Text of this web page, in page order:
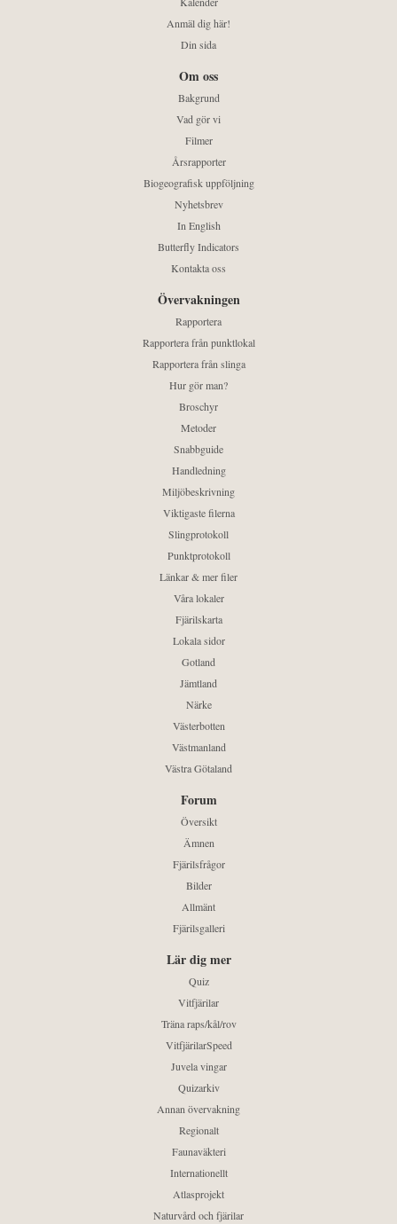
Anmäl dig här!
Din sida
Om oss
Bakgrund
Vad gör vi
Filmer
Årsrapporter
Biogeografisk uppföljning
Nyhetsbrev
In English
Butterfly Indicators
Kontakta oss
Övervakningen
Rapportera
Rapportera från punktlokal
Rapportera från slinga
Hur gör man?
Broschyr
Metoder
Snabbguide
Handledning
Miljöbeskrivning
Viktigaste filerna
Slingprotokoll
Punktprotokoll
Länkar & mer filer
Våra lokaler
Fjärilskarta
Lokala sidor
Gotland
Jämtland
Närke
Västerbotten
Västmanland
Västra Götaland
Forum
Översikt
Ämnen
Fjärilsfrågor
Bilder
Allmänt
Fjärilsgalleri
Lär dig mer
Quiz
Vitfjärilar
Träna raps/kål/rov
VitfjärilarSpeed
Juvela vingar
Quizarkiv
Annan övervakning
Regionalt
Faunaväkteri
Internationellt
Atlasprojekt
Naturvård och fjärilar